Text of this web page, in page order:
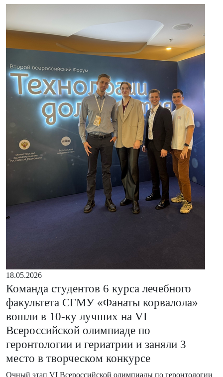
18.05.2026
Команда студентов 6 курса лечебного
факультета СГМУ «Фанаты корвалола»
вошли в 10-ку лучших на VI
Всероссийской олимпиаде по
геронтологии и гериатрии и заняли 3
место в творческом конкурсе
Очный этап VI Всероссийской олимпиады по геронтологии